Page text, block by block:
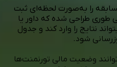
را به‌صورت لحظه‌ای ثبت
طوری طراحی شده که داور یا
نتایج را وارد کند و جدول
شود.
وضعیت مالی تورنمنت‌ها